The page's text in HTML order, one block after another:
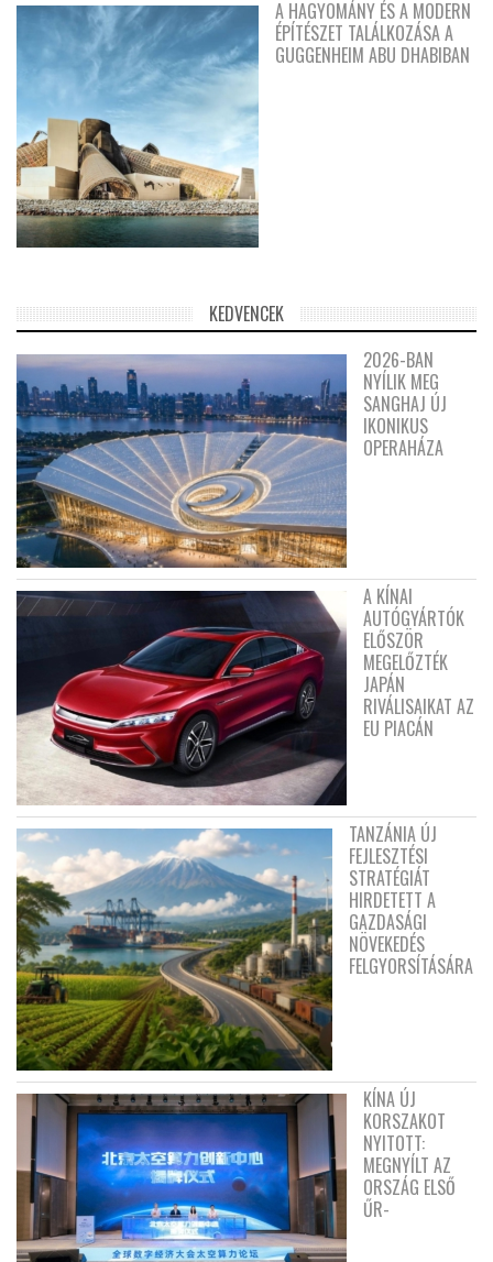
A HAGYOMÁNY ÉS A MODERN
ÉPÍTÉSZET TALÁLKOZÁSA A
GUGGENHEIM ABU DHABIBAN
KEDVENCEK
2026-BAN
NYÍLIK MEG
SANGHAJ ÚJ
IKONIKUS
OPERAHÁZA
A KÍNAI
AUTÓGYÁRTÓK
ELŐSZÖR
MEGELŐZTÉK
JAPÁN
RIVÁLISAIKAT AZ
EU PIACÁN
TANZÁNIA ÚJ
FEJLESZTÉSI
STRATÉGIÁT
HIRDETETT A
GAZDASÁGI
NÖVEKEDÉS
FELGYORSÍTÁSÁRA
KÍNA ÚJ
KORSZAKOT
NYITOTT:
MEGNYÍLT AZ
ORSZÁG ELSŐ
ŰR-